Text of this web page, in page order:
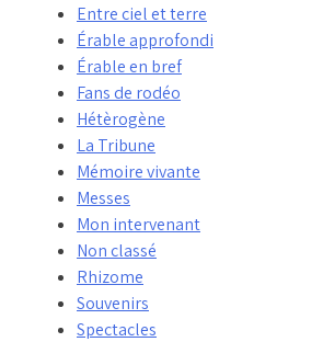
Entre ciel et terre
Érable approfondi
Érable en bref
Fans de rodéo
Hétèrogène
La Tribune
Mémoire vivante
Messes
Mon intervenant
Non classé
Rhizome
Souvenirs
Spectacles